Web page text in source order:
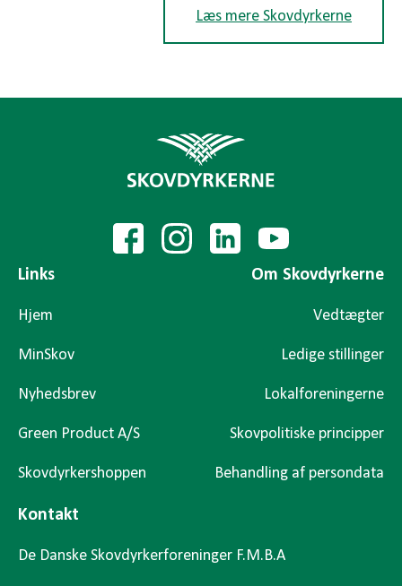
Læs mere Skovdyrkerne
Links
Hjem
MinSkov
Nyhedsbrev
Green Product A/S
Skovdyrkershoppen
Om Skovdyrkerne
Vedtægter
Ledige stillinger
Lokalforeningerne
Skovpolitiske principper
Behandling af persondata
Kontakt
De Danske Skovdyrkerforeninger F.M.B.A